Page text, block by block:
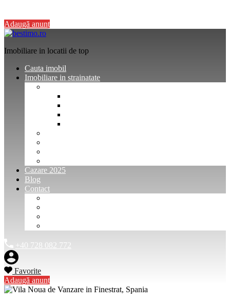
Adaugă anunț
Imobiliare in locatii de top
Cauta imobil
Imobiliare in strainatate
Cazare 2025
Blog
Contact
+40 728 082 772
Favorite
Adaugă anunț